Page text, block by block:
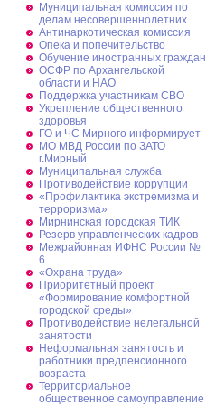
Муниципальная комиссия по
делам несовершеннолетних
Антинаркотическая комиссия
Опека и попечительство
Обучение иностранных граждан
ОСФР по Архангельской
области и НАО
Поддержка участникам СВО
Укрепление общественного
здоровья
ГО и ЧС Мирного информирует
МО МВД России по ЗАТО
г.Мирный
Муниципальная cлужба
Противодействие коррупции
«Профилактика экстремизма и
терроризма»
Мирнинская городская ТИК
Резерв управленческих кадров
Межрайонная ИФНС России №
6
«Охрана труда»
Приоритетный проект
«Формирование комфортной
городской среды»
Противодействие нелегальной
занятости
Неформальная занятость и
работники предпенсионного
возраста
Территориальное
общественное самоуправление